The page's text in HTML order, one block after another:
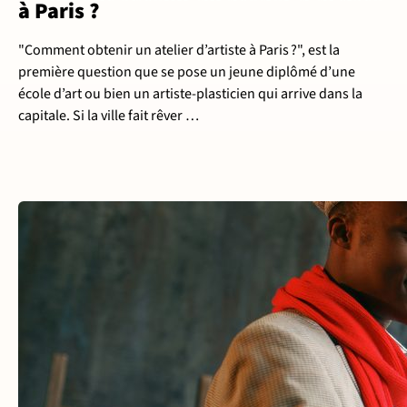
à Paris ?
"Comment obtenir un atelier d’artiste à Paris ?", est la
première question que se pose un jeune diplômé d’une
école d’art ou bien un artiste-plasticien qui arrive dans la
capitale. Si la ville fait rêver …